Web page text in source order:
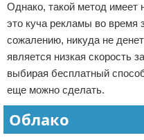
Однако, такой метод имеет
это куча рекламы во время
сожалению, никуда не
является низкая скорость
выбирая бесплатный
еще можно сделать.
Облако